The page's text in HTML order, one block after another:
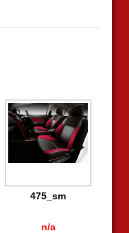
475_sm
n/a